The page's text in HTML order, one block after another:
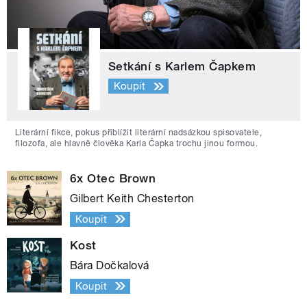
Setkání s Karlem Čapkem
Koupit
Literární fikce, pokus přiblížit literární nadsázkou spisovatele,
filozofa, ale hlavně člověka Karla Čapka trochu jinou formou.
6x Otec Brown
Gilbert Keith Chesterton
Koupit
Kost
Bára Dočkalová
Koupit